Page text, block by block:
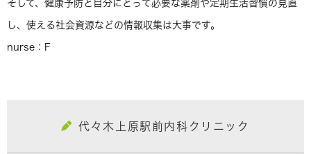
そして、健康予防と自分にとって必要な薬剤や定期生活習慣の見直
し、使える社会資源などの情報収集は大事です。
nurse：F
代々木上原駅前内科クリニック